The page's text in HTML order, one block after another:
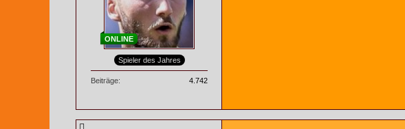
ONLINE
Spieler des Jahres
Beiträge 4.742